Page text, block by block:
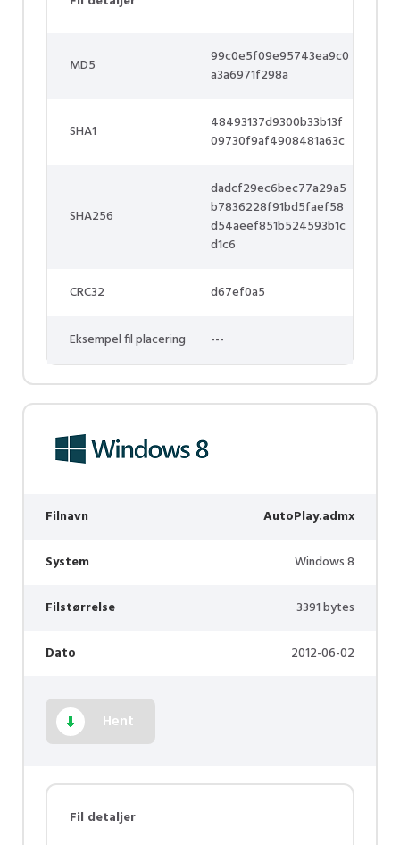
MD5
99c0e5f09e95743ea9c0
a3a6971f298a
SHA1
48493137d9300b33b13f
09730f9af4908481a63c
SHA256
dadcf29ec6bec77a29a5
b7836228f91bd5faef58
d54aeef851b524593b1c
d1c6
CRC32 d67ef0a5
Eksempel fil placering ---
Filnavn AutoPlay.admx
System Windows 8
Filstørrelse 3391 bytes
Dato 2012-06-02
Hent
Fil detaljer